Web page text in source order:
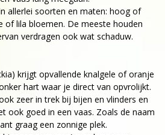
allerlei soorten en maten: hoog of
of lila bloemen. De meeste houden
verdragen ook wat schaduw.
krijgt opvallende knalgele of oranje
hart waar je direct van opvrolijkt.
zeer in trek bij bijen en vlinders en
ook goed in een vaas. Zoals de naam
graag een zonnige plek.